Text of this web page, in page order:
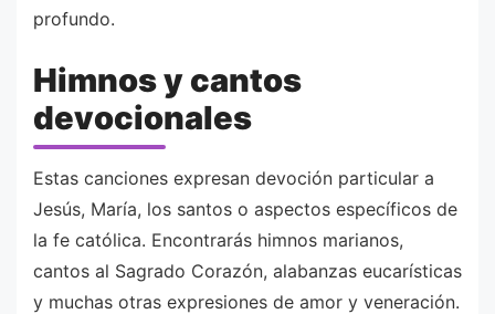
profundo.
Himnos y cantos
devocionales
Estas canciones expresan devoción particular a
Jesús, María, los santos o aspectos específicos de
la fe católica. Encontrarás himnos marianos,
cantos al Sagrado Corazón, alabanzas eucarísticas
y muchas otras expresiones de amor y veneración.